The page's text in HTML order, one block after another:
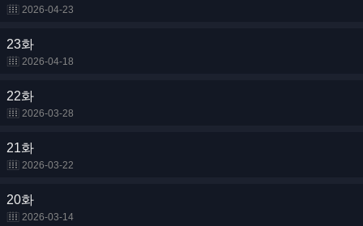
2026-04-23
23화
2026-04-18
22화
2026-03-28
21화
2026-03-22
20화
2026-03-14